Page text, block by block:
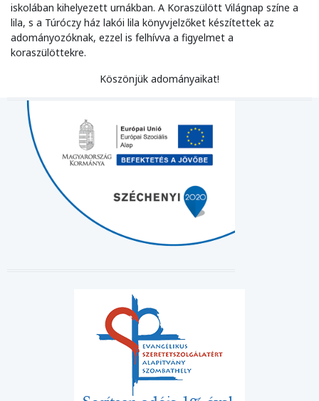
iskolában kihelyezett urnákban. A Koraszülött Világnap színe a
lila, s a Túróczy ház lakói lila könyvjelzőket készítettek az
adományozóknak, ezzel is felhívva a figyelmet a
koraszülöttekre.
Köszönjük adományaikat!